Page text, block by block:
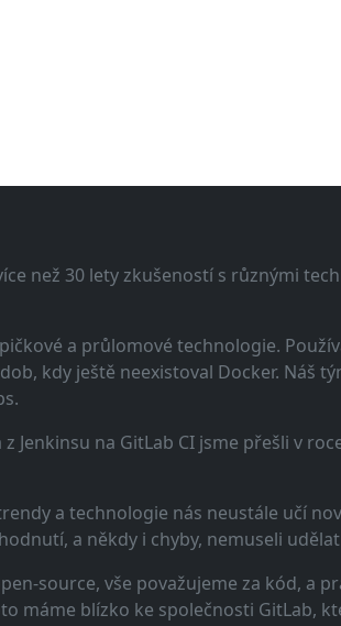
než 30 lety zkušeností s různými
a průlomové technologie.
kdy ještě neexistoval Docker. Náš
Jenkinsu na GitLab CI jsme přešli v
a technologie nás neustále učí
a někdy i chyby, nemuseli
source, vše považujeme za kód, a
máme blízko ke společnosti GitLab,